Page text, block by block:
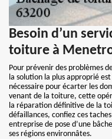
Besoin d’un
toiture à
Pour prévenir des problèmes
la solution la plus approprié
nécessaire pour écarter les
venant de la toiture, cette
la réparation définitive de la
défaillances, confiez ces
entreprise de pose d’une
ses régions environnâtes.